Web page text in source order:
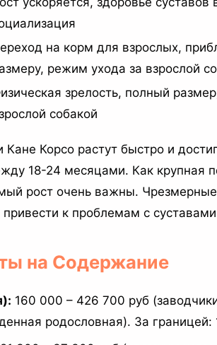
на корм для взрослых,
режим ухода за взрослой
зрелость, полный
собакой
Кане Корсо растут быстро и
18-24 месяцами. Как крупная
рост очень важны.
к проблемам с
на Содержание
160 000 – 426 700 руб
родословная). За границей: